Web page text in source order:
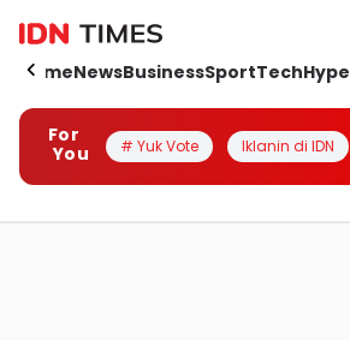
HomeNewsBusinessSportTechHype
For
You
# Yuk Vote Iklanin di IDN